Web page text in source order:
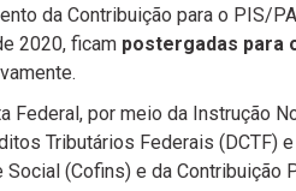
da Contribuição para o PIS/
2020, ficam postergadas para
Federal, por meio da Instrução
Tributários Federais (DCTF)
Social (Cofins) e da